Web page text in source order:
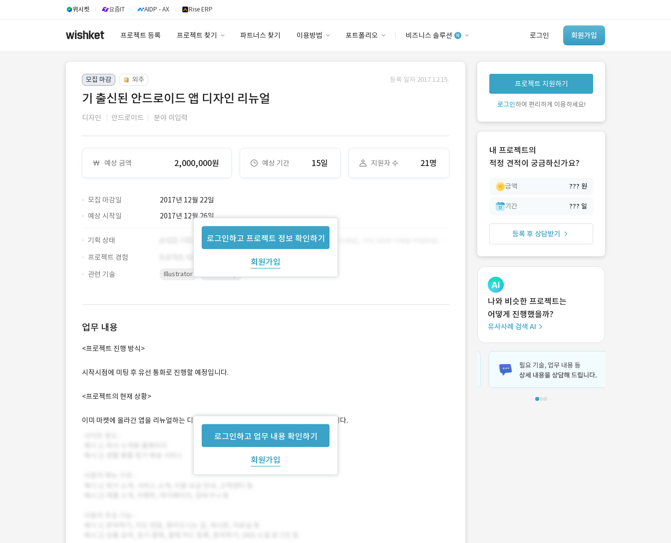
위시켓 요즘IT AIDP - AX Rise ERP
프로젝트 등록 프로젝트 찾기 파트너스 찾기 이용방법 포트폴리오 비즈니스 솔루션 로그인 회원가입
안심 코드 케어
유사사례 검색 AI
‘이런 거’ 만들어본
개발 회사 있어?
모집 마감 외주 등록 일자 2017.12.15.
기 출신된 안드로이드 앱 디자인 리뉴얼
디자인 안드로이드 분야 미입력
예상 금액 2,000,000원 예상 기간 15일 지원자 수 21명
모집 마감일 2017년 12월 22일
로그인하고 프로젝트 정보 확인하기
회원가입
예상 시작일 2017년 12월 26일
기획 상태
프로젝트 경험
관련 기술
Illustrator
업무 내용
로그인하고 업무 내용 확인하기
회원가입
<프로젝트 진행 방식>
시작시점에 미팅 후 유선 통화로 진행할 예정입니다.
<프로젝트의 현재 상황>
이미 마켓에 올라간 앱을 리뉴얼하는 디자인 작업입니다. 앱은 시작 미팅 시 알려드리겠습니다.
프로젝트 지원하기
로그인하여 편리하게 이용하세요!
내 프로젝트의
적정 견적이 궁금하신가요?
금액 ??? 원
기간 ??? 일
등록 후 상담받기
나와 비슷한 프로젝트는
어떻게 진행했을까?
유사사례 검색 AI